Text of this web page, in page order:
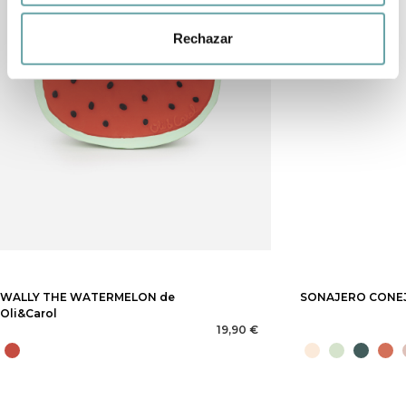
Rechazar
WALLY THE WATERMELON de
Oli&Carol
19,90 €
SONAJERO